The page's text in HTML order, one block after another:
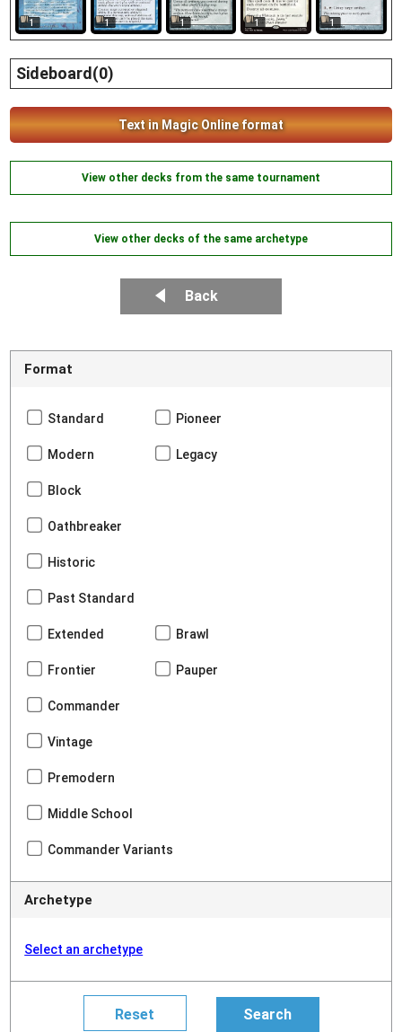
1 1 1 1 1
Sideboard(0)
Text in Magic Online format
View other decks from the same tournament
View other decks of the same archetype
Back
Format
Standard Pioneer
Modern Legacy
Block
Oathbreaker
Historic
Past Standard
Extended Brawl
Frontier Pauper
Commander
Vintage
Premodern
Middle School
Commander Variants
Archetype
Select an archetype